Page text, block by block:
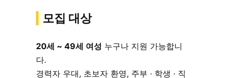
모집 대상
20세 ~ 49세 여성 누구나 지원 가능합니
다.
경력자 우대, 초보자 환영, 주부 · 학생 · 직